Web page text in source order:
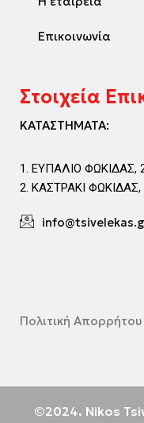
Επικοινωνία
Στοιχεία
ΚΑΤΑΣΤΗΜΑΤΑ:
ΕΥΠΑΛΙΟ ΦΩΚΙΔΑΣ,
ΚΑΣΤΡΑΚΙ ΦΩΚΙΔΑΣ,
Πολιτική Απορρήτου
©2024. Nikos